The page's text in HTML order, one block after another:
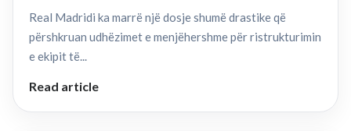
Real Madridi ka marrë një dosje shumë drastike që
përshkruan udhëzimet e menjëhershme për ristrukturimin
e ekipit të...
Read article